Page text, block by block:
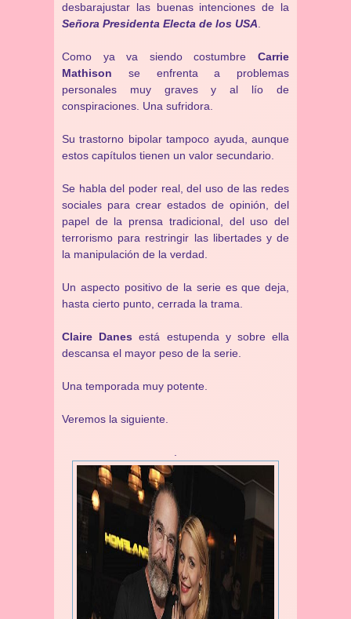
desbarajustar las buenas intenciones de la
Señora Presidenta Electa de los USA
Como ya va siendo costumbre Carrie
Mathison se enfrenta a problemas
personales muy graves y al lío de
conspiraciones. Una sufridora.
Su trastorno bipolar tampoco ayuda, aunque
estos capítulos tienen un valor secundario.
Se habla del poder real, del uso de las redes
sociales para crear estados de opinión, del
papel de la prensa tradicional, del uso del
terrorismo para restringir las libertades y de
la manipulación de la verdad.
Un aspecto positivo de la serie es que deja,
hasta cierto punto, cerrada la trama.
Claire Danes está estupenda y sobre ella
descansa el mayor peso de la serie.
Una temporada muy potente.
Veremos la siguiente.